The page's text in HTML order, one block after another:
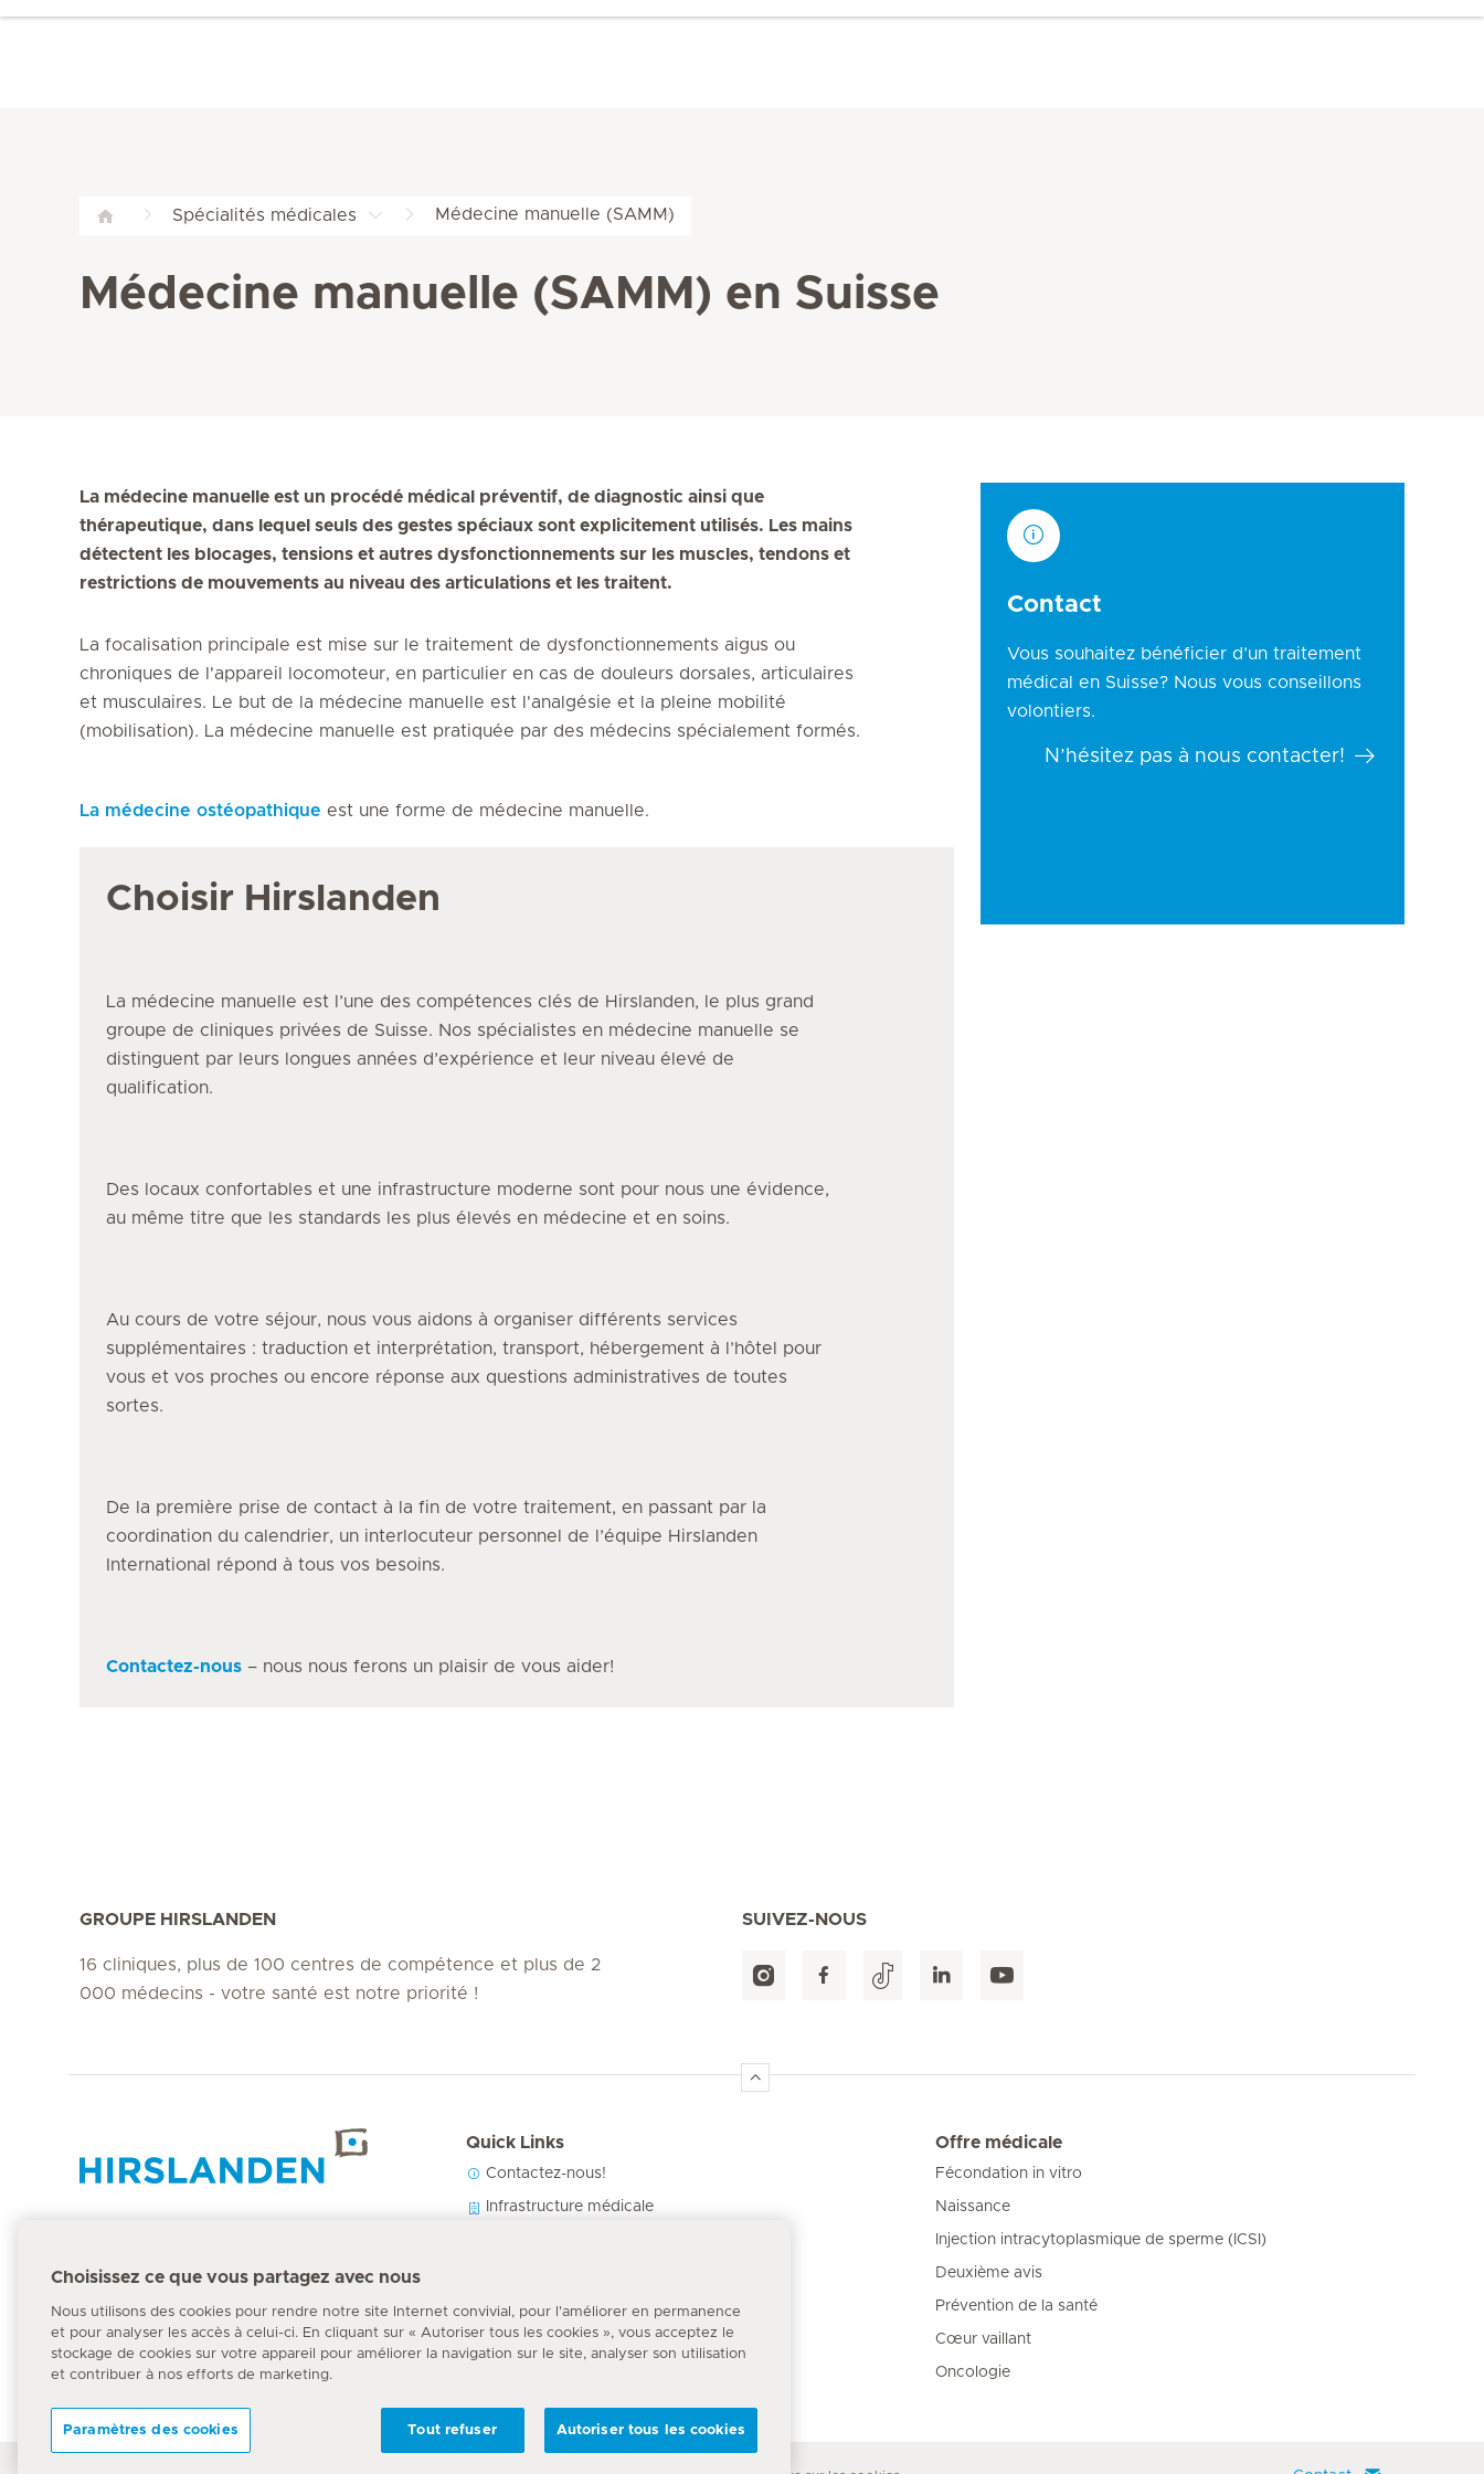
Spécialités médicales Médecine manuelle (SAMM)
Médecine manuelle (SAMM) en Suisse
La médecine manuelle est un procédé médical préventif, de diagnostic ainsi que
thérapeutique, dans lequel seuls des gestes spéciaux sont explicitement utilisés. Les mains
détectent les blocages, tensions et autres dysfonctionnements sur les muscles, tendons et
restrictions de mouvements au niveau des articulations et les traitent.
La focalisation principale est mise sur le traitement de dysfonctionnements aigus ou
chroniques de l'appareil locomoteur, en particulier en cas de douleurs dorsales, articulaires
et musculaires. Le but de la médecine manuelle est l'analgésie et la pleine mobilité
(mobilisation). La médecine manuelle est pratiquée par des médecins spécialement formés.
La médecine ostéopathique est une forme de médecine manuelle.
Choisir Hirslanden
La médecine manuelle est l’une des compétences clés de Hirslanden, le plus grand
groupe de cliniques privées de Suisse. Nos spécialistes en médecine manuelle se
distinguent par leurs longues années d’expérience et leur niveau élevé de
qualification.
Des locaux confortables et une infrastructure moderne sont pour nous une évidence,
au même titre que les standards les plus élevés en médecine et en soins.
Au cours de votre séjour, nous vous aidons à organiser différents services
supplémentaires : traduction et interprétation, transport, hébergement à l’hôtel pour
vous et vos proches ou encore réponse aux questions administratives de toutes
sortes.
De la première prise de contact à la fin de votre traitement, en passant par la
coordination du calendrier, un interlocuteur personnel de l’équipe Hirslanden
International répond à tous vos besoins.
Contactez-nous – nous nous ferons un plaisir de vous aider!
Contact
Vous souhaitez bénéficier d’un traitement
médical en Suisse? Nous vous conseillons
volontiers.
N’hésitez pas à nous contacter!
GROUPE HIRSLANDEN
16 cliniques, plus de 100 centres de compétence et plus de 2
000 médecins - votre santé est notre priorité !
SUIVEZ-NOUS
Numéro d'urgence
144
Quick Links
Contactez-nous!
Infrastructure médicale
Offre médicale
Fécondation in vitro
Naissance
Injection intracytoplasmique de sperme (ICSI)
Deuxième avis
Prévention de la santé
Cœur vaillant
Oncologie
Choisissez ce que vous partagez avec nous
Nous utilisons des cookies pour rendre notre site Internet convivial, pour l'améliorer en permanence
et pour analyser les accès à celui-ci. En cliquant sur « Autoriser tous les cookies », vous acceptez le
stockage de cookies sur votre appareil pour améliorer la navigation sur le site, analyser son utilisation
et contribuer à nos efforts de marketing.
Paramètres des cookies Tout refuser Autoriser tous les cookies